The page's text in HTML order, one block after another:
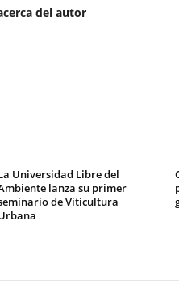
del autor
Universidad Libre del
lanza su primer
de Viticultura